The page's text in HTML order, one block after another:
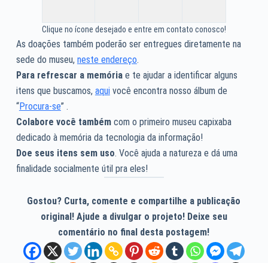
Clique no ícone desejado e entre em contato conosco!
As doações também poderão ser entregues diretamente na
sede do museu, neste endereço.
Para refrescar a memóriae te ajudar a identificar alguns
itens que buscamos, aquivocê encontra nosso álbum de
“Procura-se” .
Colabore você tambémcom o primeiro museu capixaba
dedicado à memória da tecnologia da informação!
Doe seus itens sem uso. Você ajuda a natureza e dá uma
finalidade socialmente útil pra eles!
Gostou? Curta, comente e compartilhe a publicação
original! Ajude a divulgar o projeto! Deixe seu
comentário no final desta postagem!